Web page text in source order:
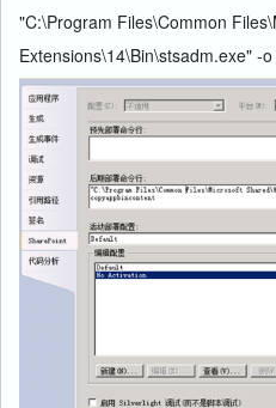
"C:\Program Files\Common
Extensions\14\Bin\stsadm.exe" -